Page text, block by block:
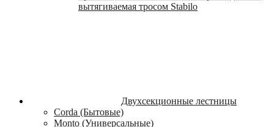
вытягиваемая тросом Stabilo
Двухсекционные лестницы
Corda (Бытовые)
Monto (Универсальные)